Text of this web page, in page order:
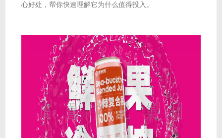
心好处，帮你快速理解它为什么值得投入。